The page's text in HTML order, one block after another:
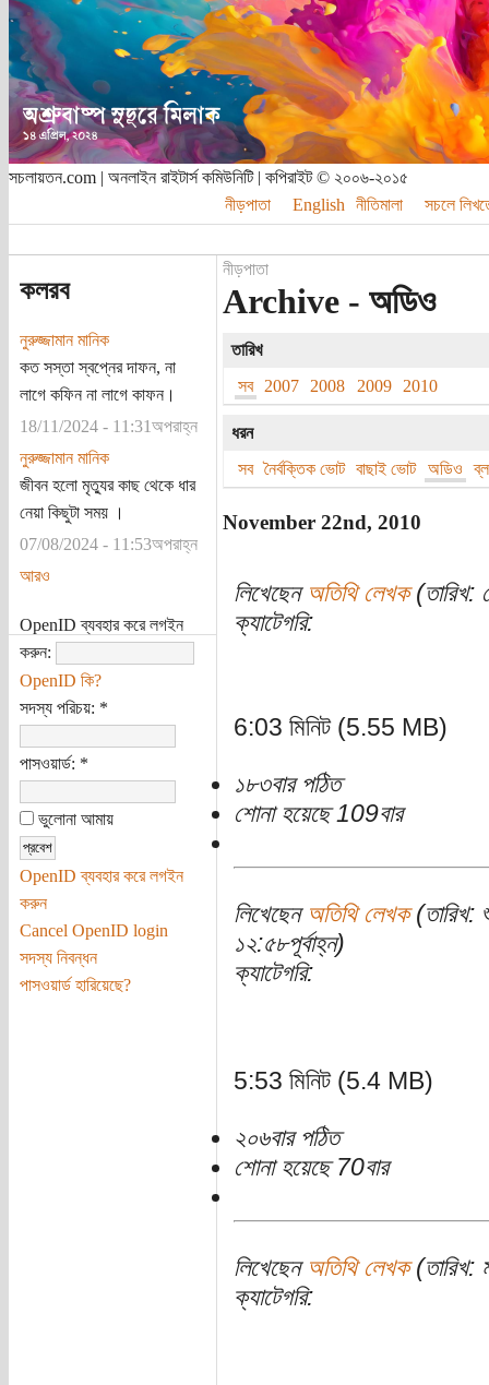
সচলায়তন.com | অনলাইন রাইটার্স কমিউনিটি | কপিরাইট © ২০০৬-২০১৫
নীড়পাতা
English নীতিমালা সচলে
কলরব
নুরুজ্জামান মানিক
কত সস্তা স্বপ্নের দাফন, না
লাগে কফিন না লাগে কাফন।
18/11/2024 - 11:31অপরাহ্ন
নুরুজ্জামান মানিক
জীবন হলো মৃত্যুর কাছ থেকে ধার
নেয়া কিছুটা সময় ।
07/08/2024 - 11:53অপরাহ্ন
আরও
OpenID ব্যবহার করে লগইন
করুন:
OpenID কি?
সদস্য পরিচয়: *
পাসওয়ার্ড: *
ভুলোনা আমায়
OpenID ব্যবহার করে লগইন
করুন
Cancel OpenID login
সদস্য নিবন্ধন
পাসওয়ার্ড হারিয়েছে?
নীড়পাতা
Archive - অডিও
তারিখ
সব
2007 2008 2009 2010
ধরন
সব
নৈর্বক্তিক ভোট বাছাই ভোট অডিও
November 22nd, 2010
লিখেছেন অতিথি লেখক(তারিখ:
ক্যাটেগরি:
6:03 মিনিট (5.55 MB)
১৮৩বার পঠিত
শোনা হয়েছে 109বার
লিখেছেন অতিথি লেখক(তারিখ:
১২:৫৮পূর্বাহ্ন)
ক্যাটেগরি:
5:53 মিনিট (5.4 MB)
২০৬বার পঠিত
শোনা হয়েছে 70বার
লিখেছেন অতিথি লেখক(তারিখ:
ক্যাটেগরি: